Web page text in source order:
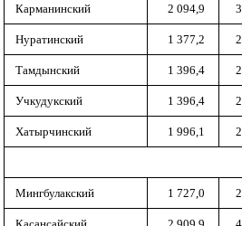
Карманинский 2 094,9
Нуратинский 1 377,2
Тамдынский 1 396,4
Учкудукский 1 396,4
Хатырчинский 1 996,1
Мингбулакский 1 727,0